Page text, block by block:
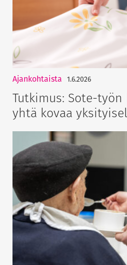
Ajankohtaista 1.6.2026
Tutkimus: Sote-
yhtä kovaa